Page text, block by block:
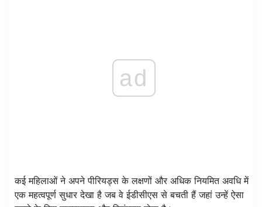
ad
कई महिलाओं ने अपने पीरियड्स के लक्षणों और अधिक नियमित अवधि में
एक महत्वपूर्ण सुधार देखा है जब वे ईडीसीएस से बचती हैं जहां उन्हें ऐसा